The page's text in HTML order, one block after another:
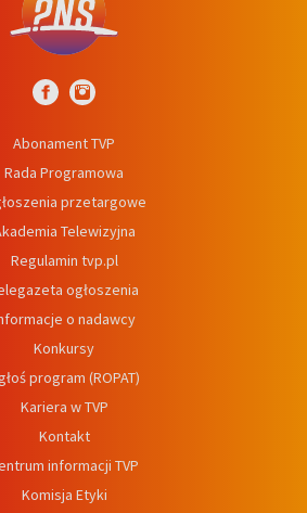
Abonament TVP
Rada Programowa
przetargowe
Telewizyjna
Regulamin tvp.pl
ogłoszenia
o nadawcy
Konkursy
program (ROPAT)
Kariera w TVP
Kontakt
informacji TVP
Komisja Etyki